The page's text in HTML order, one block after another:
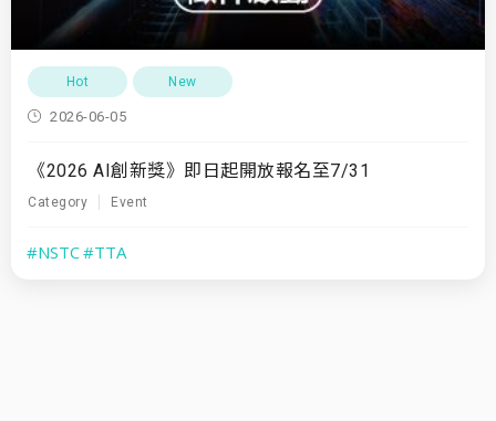
Hot New
2026-06-05
《2026 AI創新獎》即日起開放報名至7/31
Category Event
#NSTC#TTA